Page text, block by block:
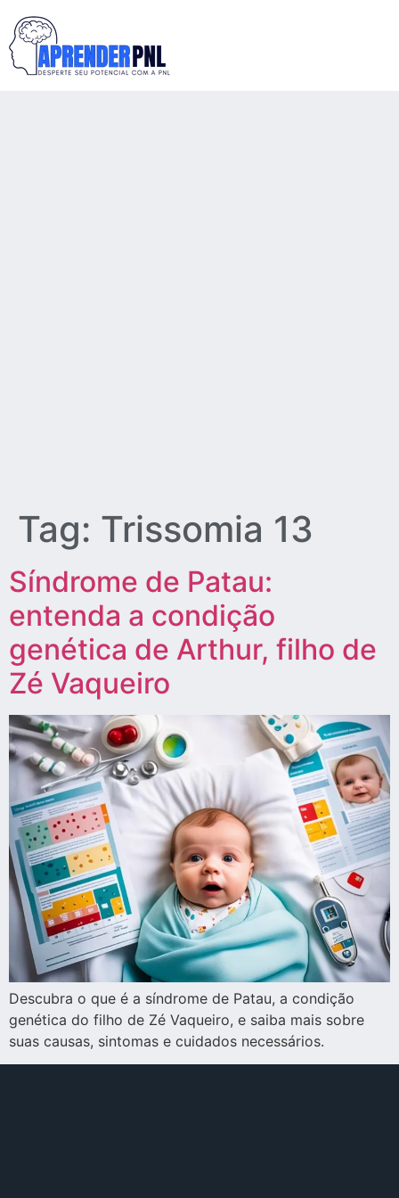
Tag: Trissomia 13
Síndrome de Patau:
entenda a condição
genética de Arthur, filho de
Zé Vaqueiro
Descubra o que é a síndrome de Patau, a condição
genética do filho de Zé Vaqueiro, e saiba mais sobre
suas causas, sintomas e cuidados necessários.